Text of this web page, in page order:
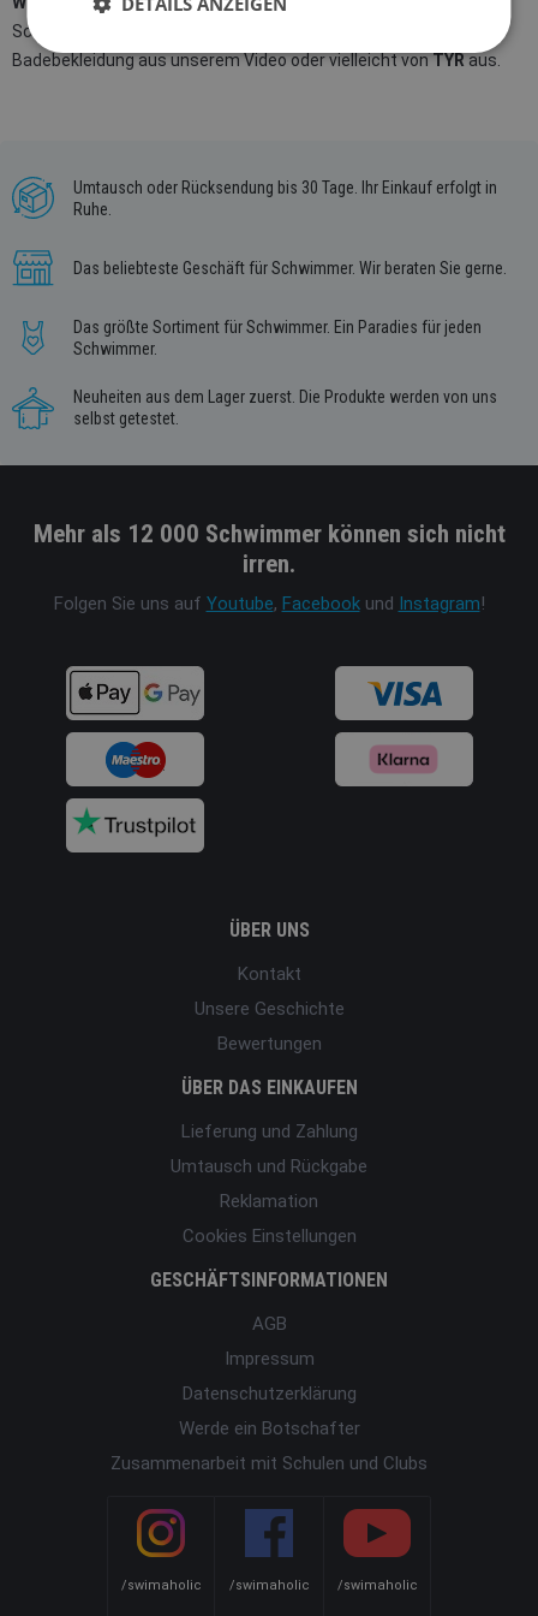
Schwimmmarken auf Lager und auf Bestellung. Probieren Sie
Badebekleidung aus unserem Video oder vielleicht vonTYRaus.
Umtausch oder Rücksendung bis 30 Tage. Ihr Einkauf erfolgt in
Ruhe.
Das beliebteste Geschäft für Schwimmer. Wir beraten Sie gerne.
Das größte Sortiment für Schwimmer. Ein Paradies für jeden
Schwimmer.
Neuheiten aus dem Lager zuerst. Die Produkte werden von uns
selbst getestet.
Mehr als 12 000 Schwimmer können sich nicht
irren.
Folgen Sie uns auf Youtube, Facebookund Instagram!
ÜBER UNS
Kontakt
Unsere Geschichte
Bewertungen
ÜBER DAS EINKAUFEN
Lieferung und Zahlung
Umtausch und Rückgabe
Reklamation
Cookies Einstellungen
GESCHÄFTSINFORMATIONEN
AGB
Impressum
Datenschutzerklärung
Werde ein Botschafter
Zusammenarbeit mit Schulen und Clubs
/swimaholic /swimaholic /swimaholic